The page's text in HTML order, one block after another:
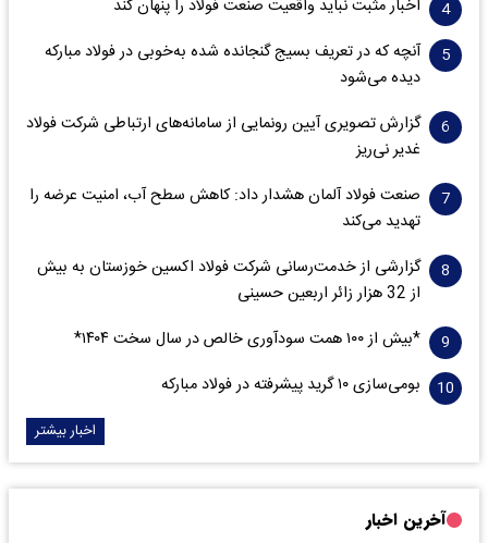
اخبار مثبت نباید واقعیت صنعت فولاد را پنهان کند
آنچه که در تعریف بسیج گنجانده شده به‌خوبی در فولاد مبارکه
دیده می‌شود
گزارش تصویری آیین رونمایی از سامانه‌های ارتباطی شرکت فولاد
غدیر نی‌ریز
صنعت فولاد آلمان هشدار داد: کاهش سطح آب، امنیت عرضه را
تهدید می‌کند
گزارشی از خدمت‌رسانی شرکت فولاد اکسین خوزستان به بیش
از 32 هزار زائر اربعین حسینی
*بیش از ۱۰۰ همت سودآوری خالص در سال سخت ۱۴۰۴*
بومی‌سازی ۱۰ گرید پیشرفته در فولاد مبارکه
اخبار بیشتر
آخرین اخبار